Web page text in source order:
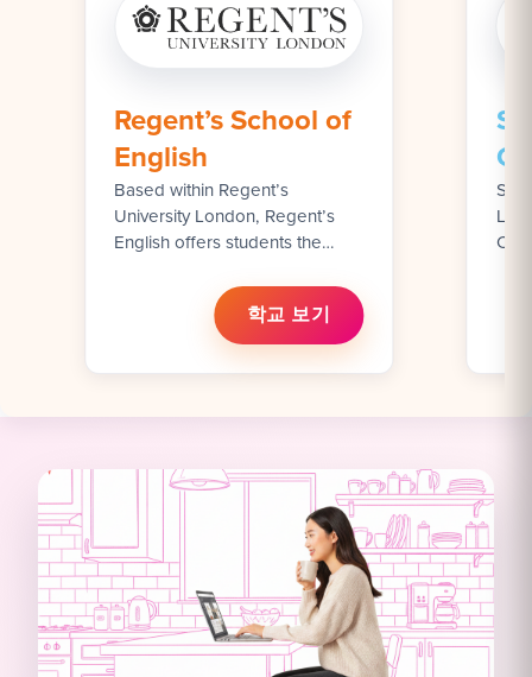
Regent’s School of
English
Based within Regent’s
University London, Regent’s
English offers students the
unique academic setting in the
heart of the beautiful Regent’s
학교 보기